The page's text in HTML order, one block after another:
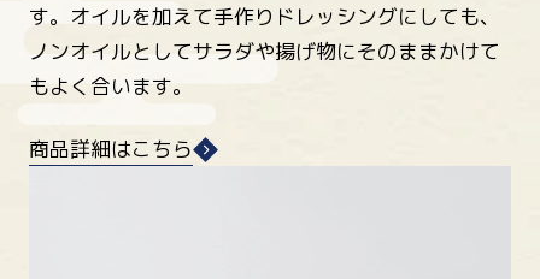
す。オイルを加えて手作りドレッシングにしても、
ノンオイルとしてサラダや揚げ物にそのままかけて
もよく合います。
商品詳細はこちら